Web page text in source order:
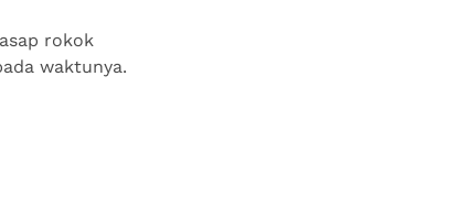
rokok
waktunya.